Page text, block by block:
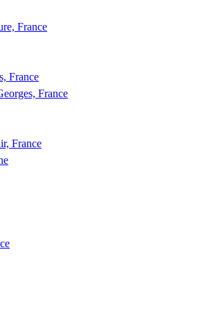
France
France
France
France